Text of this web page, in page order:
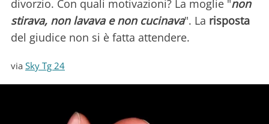
divorzio. Con quali motivazioni? La moglie "non
stirava, non lavava e non cucinava". La risposta
del giudice non si è fatta attendere.
via Sky Tg 24